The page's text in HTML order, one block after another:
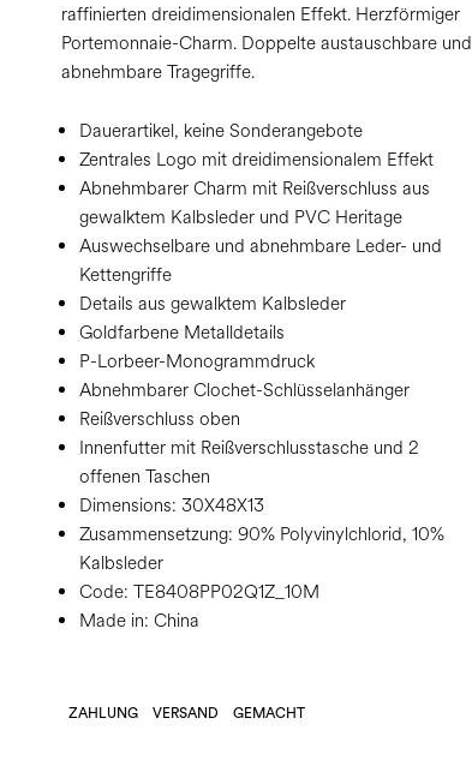
raffinierten dreidimensionalen Effekt. Herzförmiger
Portemonnaie-Charm. Doppelte austauschbare und
abnehmbare Tragegriffe.
Dauerartikel, keine Sonderangebote
Zentrales Logo mit dreidimensionalem Effekt
Abnehmbarer Charm mit Reißverschluss aus
gewalktem Kalbsleder und PVC Heritage
Auswechselbare und abnehmbare Leder- und
Kettengriffe
Details aus gewalktem Kalbsleder
Goldfarbene Metalldetails
P-Lorbeer-Monogrammdruck
Abnehmbarer Clochet-Schlüsselanhänger
Reißverschluss oben
Innenfutter mit Reißverschlusstasche und 2
offenen Taschen
Dimensions: 30X48X13
Zusammensetzung: 90% Polyvinylchlorid, 10%
Kalbsleder
Code: TE8408PP02Q1Z_10M
Made in: China
ZAHLUNG VERSAND GEMACHT